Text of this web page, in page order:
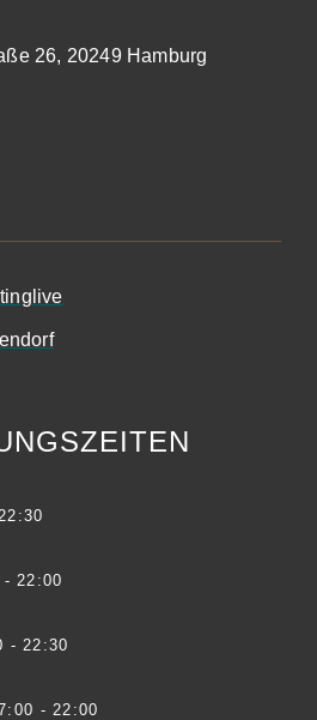
26, 20249 Hamburg
22:00
- 22:30
- 22:00